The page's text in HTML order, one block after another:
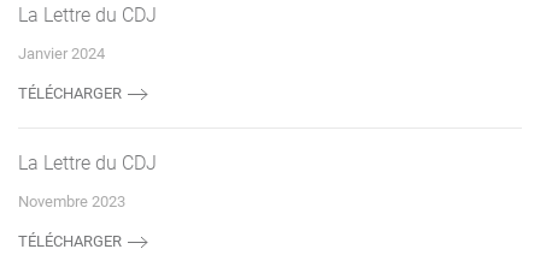
La Lettre du CDJ
Janvier 2024
TÉLÉCHARGER
La Lettre du CDJ
Novembre 2023
TÉLÉCHARGER